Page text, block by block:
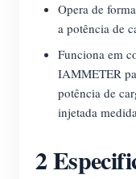
Opera de
a potência de
Funciona em
IAMMETER
potência de
injetada
2